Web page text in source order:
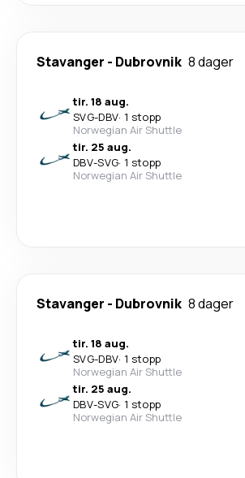
Stavanger - Dubrovnik 8 dager
tir. 18 aug.
SVG-DBV· 1 stopp
Norwegian Air Shuttle
tir. 25 aug.
DBV-SVG· 1 stopp
Norwegian Air Shuttle
Stavanger - Dubrovnik 8 dager
tir. 18 aug.
SVG-DBV· 1 stopp
Norwegian Air Shuttle
tir. 25 aug.
DBV-SVG· 1 stopp
Norwegian Air Shuttle